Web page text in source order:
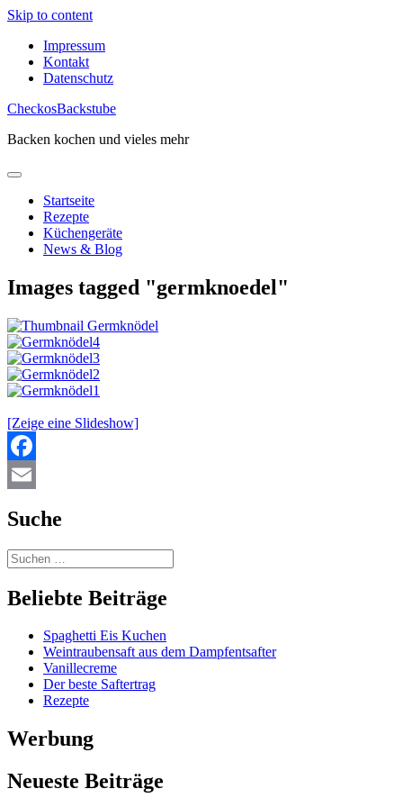
Skip to content
Impressum
Kontakt
Datenschutz
CheckosBackstube
Backen kochen und vieles mehr
Startseite
Rezepte
Küchengeräte
News & Blog
Images tagged "germknoedel"
[Zeige eine Slideshow]
Facebook
Suche
Beliebte Beiträge
Spaghetti Eis Kuchen
Weintraubensaft aus dem Dampfentsafter
Vanillecreme
Der beste Saftertrag
Rezepte
Werbung
Neueste Beiträge